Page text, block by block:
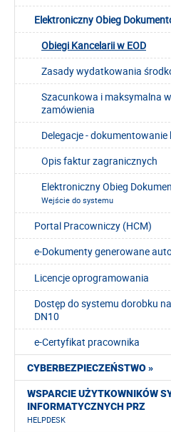
Elektroniczny Obieg
Obiegi Kancelarii w EOD
Zasady wydatkowania
Szacunkowa i maksymalna
zamówienia
Delegacje -
Opis faktur zagranicznych
Elektroniczny Obieg
Wejście do systemu
Portal Pracowniczy (HCM)
e-Dokumenty generowane
Licencje oprogramowania
Dostęp do systemu dorobku
DN10
e-Certyfikat pracownika
CYBERBEZPIECZEŃSTWO »
WSPARCIE UŻYTKOWNIKÓW
INFORMATYCZNYCH PRZ
HELPDESK